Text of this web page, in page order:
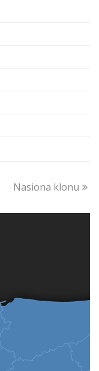
next
Nasiona klonu